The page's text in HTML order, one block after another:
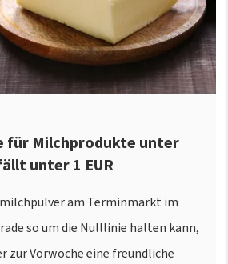
für Milchprodukte unter
unter 1 EUR
am Terminmarkt im
so um die Nulllinie halten kann,
zur Vorwoche eine freundliche